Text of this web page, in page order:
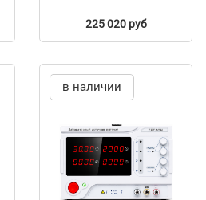
225 020 руб
в наличии